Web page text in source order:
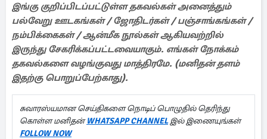
இங்கு குறிப்பிடப்பட்டுள்ள தகவல்கள் அனைத்தும்
பல்வேறு ஊடகங்கள் / ஜோதிடர்கள் / பஞ்சாங்கங்கள் /
நம்பிக்கைகள் / ஆன்மீக நூல்கள் ஆகியவற்றில்
இருந்து சேகரிக்கப்பட்டவையாகும். எங்கள் நோக்கம்
தகவல்களை வழங்குவது மாத்திரமே. (மனிதன் தளம்
இதற்கு பொறுப்பேற்காது).
சுவாரஸ்யமான செய்திகளை நொடிப் பொழுதில் தெரிந்து
கொள்ள மனிதன்WHATSAPP CHANNELஇல் இணையுங்கள்
FOLLOW NOW